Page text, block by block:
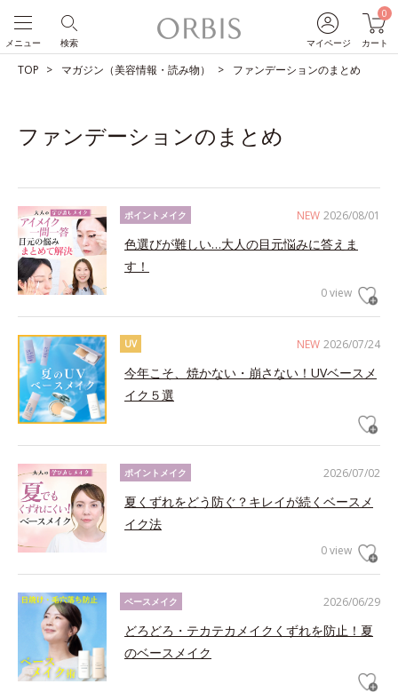
マイページ
0
カート
検索
メニュー
TOP マガジン（美容情報・読み物） ファンデーションのまとめ
ファンデーションのまとめ
NEW 2026/08/01
ポイントメイク
色選びが難しい…大人の目元悩みに答えま
す！
0 view
NEW 2026/07/24
UV
今年こそ、焼かない・崩さない！UVベースメ
イク５選
2026/07/02
ポイントメイク
夏くずれをどう防ぐ？キレイが続くベースメ
イク法
0 view
2026/06/29
ベースメイク
どろどろ・テカテカメイクくずれを防止！夏
のベースメイク